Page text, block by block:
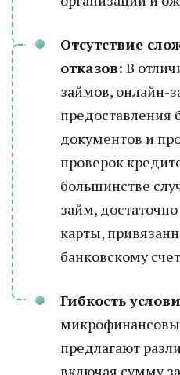
Отсутствие
отказов: В
займов, онлайн-
предоставления
документов и
проверок
большинстве
займ,
карты,
банковскому
Гибкость
предлагают
включая сумму